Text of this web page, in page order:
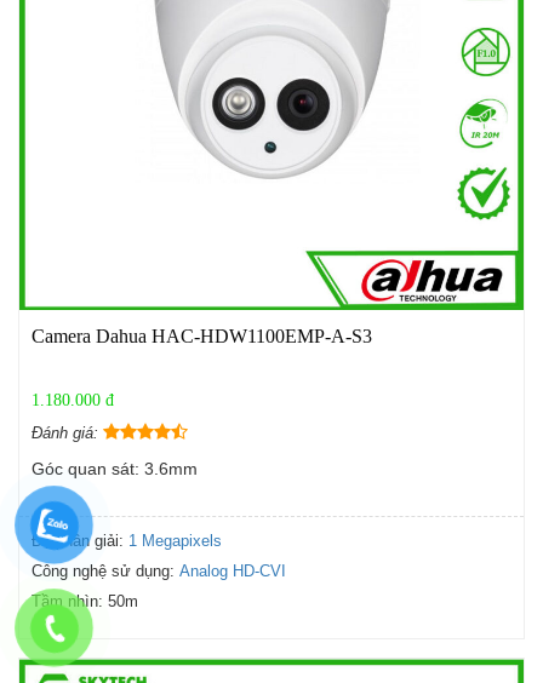
Camera Dahua HAC-HDW1100EMP-A-S3
1.180.000 đ
Đánh giá:
Góc quan sát: 3.6mm
Độ phân giải: 1 Megapixels
Công nghệ sử dụng: Analog HD-CVI
Tầm nhìn: 50m